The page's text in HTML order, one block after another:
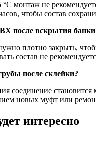
монтаж не
чтобы состав
после вскрытия
плотно закрыть,
состав не
после склейки?
соединение становится
новых муфт или
интересно